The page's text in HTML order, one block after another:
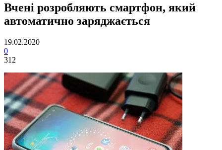
Вчені розробляють смартфон, який
автоматично заряджається
19.02.2020
0
312